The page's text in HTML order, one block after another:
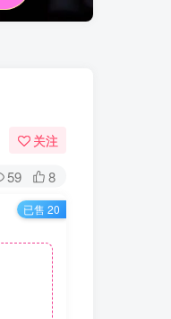
关注
59 8
已售 20